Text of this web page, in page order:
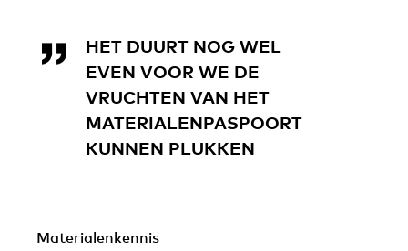
HET DUURT NOG WEL
EVEN VOOR WE DE
VRUCHTEN VAN HET
MATERIALENPASPOORT
KUNNEN PLUKKEN
Materialenkennis